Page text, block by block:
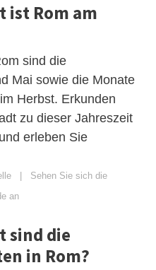
ist Rom am
sind die
Mai sowie die Monate
Herbst. Erkunden
zu dieser Jahreszeit
erleben Sie
| Sehen Sie sich die
an
sind die
in Rom?